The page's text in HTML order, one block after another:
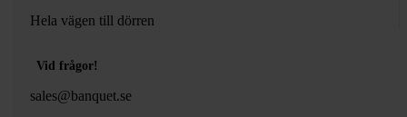
Hela vägen till dörren
Vid frågor!
sales@banquet.se